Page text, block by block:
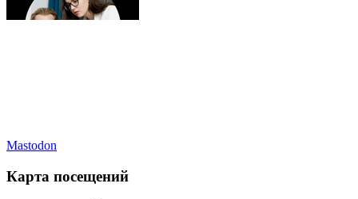
Mastodon
Карта посещений